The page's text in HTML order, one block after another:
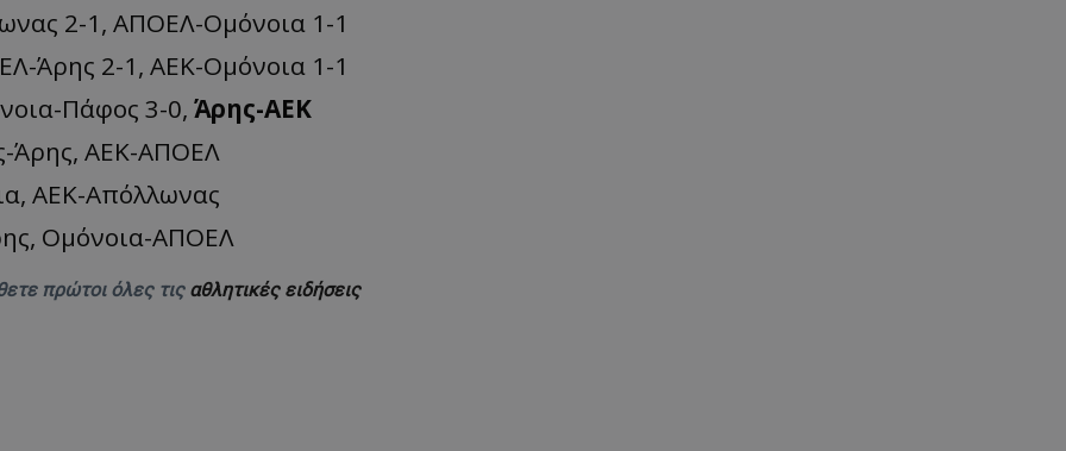
2-1, ΑΠΟΕΛ-Ομόνοια 1-1
Άρης 2-1, ΑΕΚ-Ομόνοια 1-1
Πάφος 3-0, Άρης-ΑΕΚ
Άρης, ΑΕΚ-ΑΠΟΕΛ
ΑΕΚ-Απόλλωνας
Ομόνοια-ΑΠΟΕΛ
πρώτοι όλες τις αθλητικές ειδήσεις